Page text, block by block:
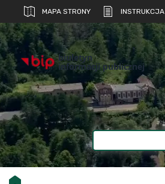
MAPA STRONY INSTRUKCJA
biuletyn
informacji publicznej